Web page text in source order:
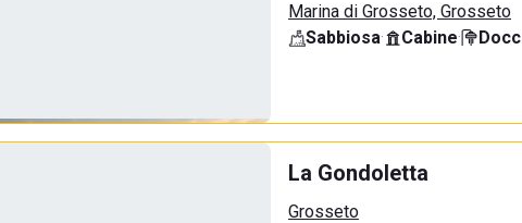
Marina di Grosseto, Grosseto
Sabbiosa· Cabine·
La Gondoletta
Grosseto